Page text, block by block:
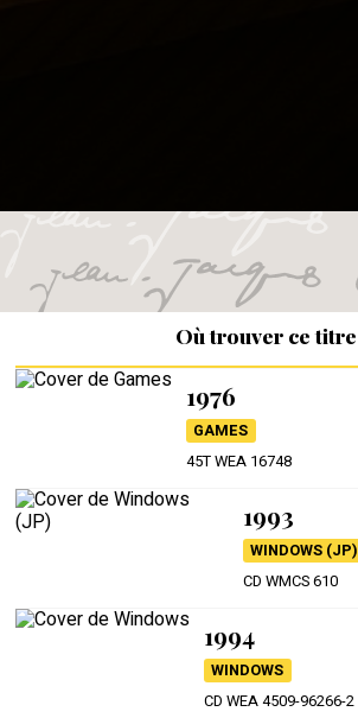
Où trouver ce titre
1976
GAMES
45T WEA 16748
1993
WINDOWS (JP)
CD WMCS 610
1994
WINDOWS
CD WEA 4509-96266-2